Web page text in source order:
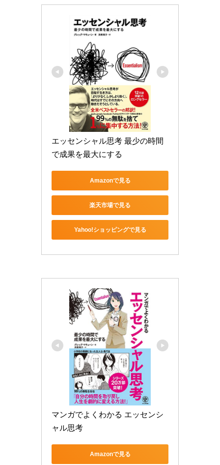
エッセンシャル思考 最少の時間
で成果を最大にする
Amazonで見る
楽天市場で見る
Yahoo!ショッピングで見る
マンガでよくわかる エッセンシ
ャル思考
Amazonで見る